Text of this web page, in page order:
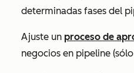
determinadas fases del
Ajuste un proceso de
negocios en pipeline